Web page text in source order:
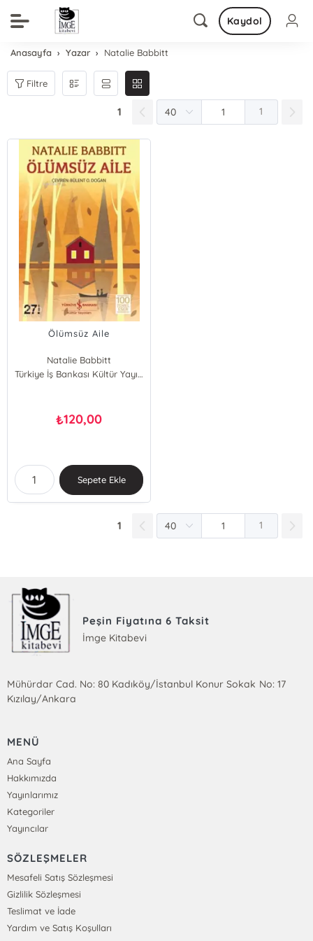
Kaydol
Anasayfa Yazar Natalie Babbitt
Filtre
1 1
Ölümsüz Aile
Natalie Babbitt
Türkiye İş Bankası Kültür Yayınları
₺120,00
Sepete Ekle
1 1
Peşin Fiyatına 6 Taksit
İmge Kitabevi
Mühürdar Cad. No: 80 Kadıköy/İstanbul Konur Sokak No: 17
Kızılay/Ankara
MENÜ
Ana Sayfa
Hakkımızda
Yayınlarımız
Kategoriler
Yayıncılar
SÖZLEŞMELER
Mesafeli Satış Sözleşmesi
Gizlilik Sözleşmesi
Teslimat ve İade
Yardım ve Satış Koşulları